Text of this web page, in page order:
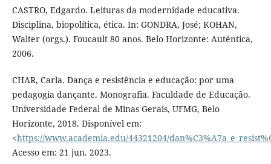
CASTRO, Edgardo. Leituras da modernidade educativa.
Disciplina, biopolítica, ética. In: GONDRA, José; KOHAN,
Walter (orgs.). Foucault 80 anos. Belo Horizonte: Autêntica,
2006.
CHAR, Carla. Dança e resistência e educação: por uma
pedagogia dançante. Monografia. Faculdade de Educação.
Universidade Federal de Minas Gerais, UFMG, Belo
Horizonte, 2018. Disponível em:
<https://www.academia.edu/44321204/
Acesso em: 21 jun. 2023.